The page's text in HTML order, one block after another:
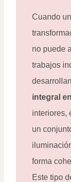
Cuando
no puede
trabajos
integral
interiores,
un
forma
Este tipo